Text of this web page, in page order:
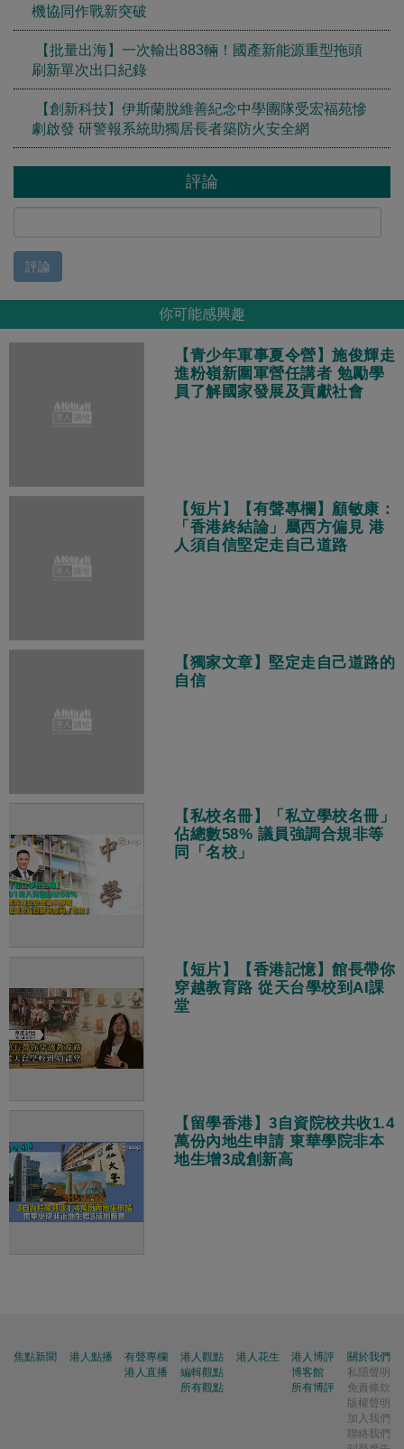
機協同作戰新突破
【批量出海】一次輸出883輛！國產新能源重型拖頭
刷新單次出口紀錄
【創新科技】伊斯蘭脫維善紀念中學團隊受宏福苑慘
劇啟發 研警報系統助獨居長者築防火安全網
評論
評論
你可能感興趣
【青少年軍事夏令營】施俊輝走
進粉嶺新圍軍營任講者 勉勵學
員了解國家發展及貢獻社會
【短片】【有聲專欄】顧敏康：
「香港終結論」屬西方偏見 港
人須自信堅定走自己道路
【獨家文章】堅定走自己道路的
自信
【私校名冊】「私立學校名冊」
佔總數58% 議員強調合規非等
同「名校」
【短片】【香港記憶】館長帶你
穿越教育路 從天台學校到AI課
堂
【留學香港】3自資院校共收1.4
萬份內地生申請 東華學院非本
地生增3成創新高
焦點新聞 港人點播
有聲專欄
港人直播
港人觀點
編輯觀點
所有觀點
港人花生
港人博評
博客館
所有博評
關於我們
私隱聲明
免責條款
版權聲明
加入我們
聯絡我們